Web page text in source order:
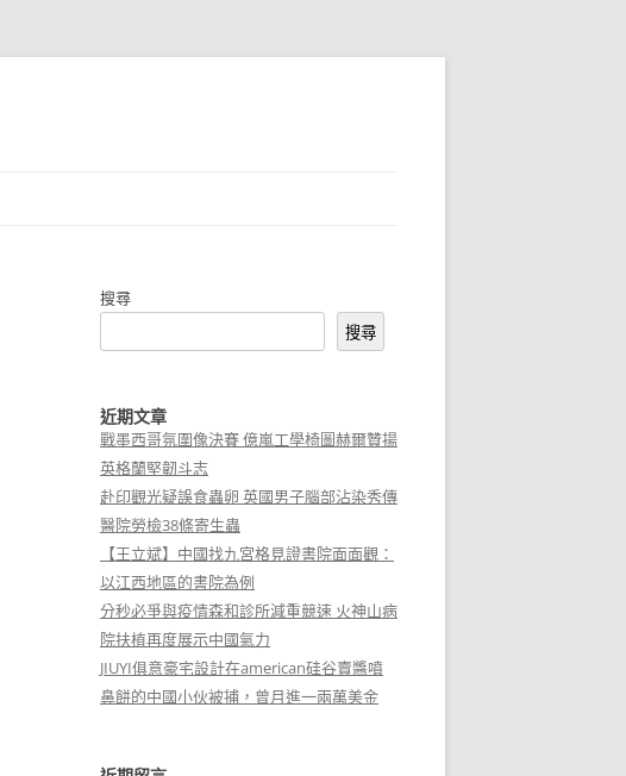
搜尋
搜尋
近期文章
戰墨西哥氛圍像決賽 億嵐工學椅圖赫爾贊揚
英格蘭堅韌斗志
赴印觀光疑誤食蟲卵 英國男子腦部沾染秀傳
醫院勞檢38條寄生蟲
【王立斌】中國找九宮格見證書院面面觀：
以江西地區的書院為例
分秒必爭與疫情森和診所減重競速 火神山病
院扶植再度展示中國氣力
JIUYI俱意豪宅設計在american硅谷賣醬噴
鼻餅的中國小伙被捕，曾月進一兩萬美金